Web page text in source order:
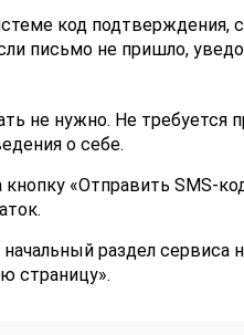
код подтверждения,
письмо не пришло,
не нужно. Не требуется
о себе.
«Отправить SMS-
раздел сервиса
страницу».